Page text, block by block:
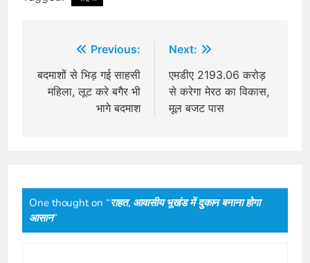
navigation
Previous:
बदमाशों से ​भिड़ गई साहसी
महिला, लूट करे बगैर भी
भागे बदमाश
Next:
एमडीए 2193.06 करोड़
से करेगा मेरठ का विकास,
मूल बजट पास
One thought on “राहत, आवासीय भूखंड में दुकान बनाना होगा
आसान”